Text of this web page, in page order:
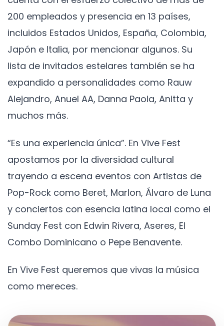
200 empleados y presencia en 13 países,
incluidos Estados Unidos, España, Colombia,
Japón e Italia, por mencionar algunos. Su
lista de invitados estelares también se ha
expandido a personalidades como Rauw
Alejandro, Anuel AA, Danna Paola, Anitta y
muchos más.
“Es una experiencia única”. En Vive Fest
apostamos por la diversidad cultural
trayendo a escena eventos con Artistas de
Pop-Rock como Beret, Marlon, Álvaro de Luna
y conciertos con esencia latina local como el
Sunday Fest con Edwin Rivera, Aseres, El
Combo Dominicano o Pepe Benavente.
En Vive Fest queremos que vivas la música
como mereces.